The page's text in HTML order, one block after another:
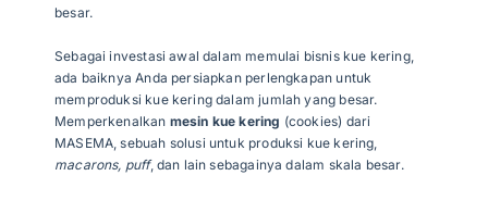
besar.
Sebagai investasi awal dalam memulai bisnis kue kering,
ada baiknya Anda persiapkan perlengkapan untuk
memproduksi kue kering dalam jumlah yang besar.
Memperkenalkan mesin kue kering (cookies) dari
MASEMA, sebuah solusi untuk produksi kue kering,
macarons, puff, dan lain sebagainya dalam skala besar.